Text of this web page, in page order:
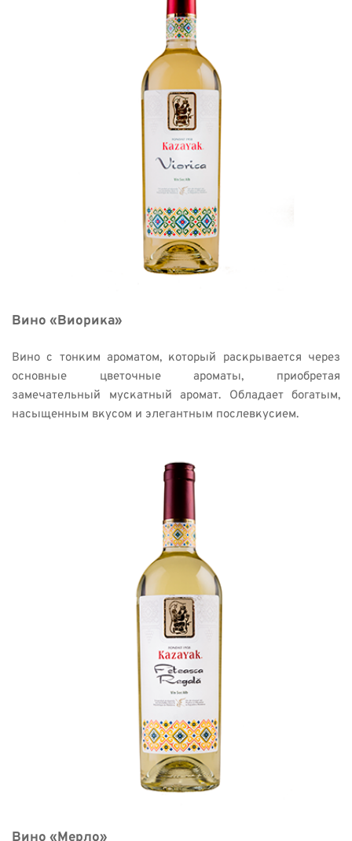
Вино «Виорика»
Вино с тонким ароматом, который раскрывается через
основные цветочные ароматы, приобретая
замечательный мускатный аромат. Обладает богатым,
насыщенным вкусом и элегантным послевкусием.